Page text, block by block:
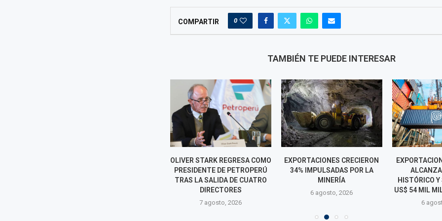
COMPARTIR 0
TAMBIÉN TE PUEDE INTERESAR
OLIVER STARK REGRESA COMO
PRESIDENTE DE PETROPERÚ
TRAS LA SALIDA DE CUATRO
DIRECTORES
7 agosto, 2026
EXPORTACIONES CRECIERON
34% IMPULSADAS POR LA
MINERÍA
6 agosto, 2026
HISTÓRICO
US$ 54 MIL
6